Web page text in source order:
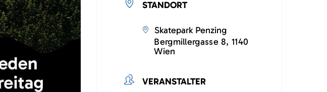
STANDORT
Skatepark Penzing
Bergmillergasse 8, 1140
Wien
VERANSTALTER